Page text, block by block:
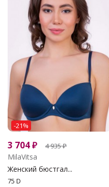
-21%
3 704₽ 4 935₽
MilaVitsa
Женский бюстгал...
75 D